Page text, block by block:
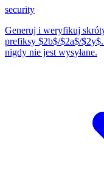
security
Generuj i weryfikuj
prefiksy $2b$/$2a$/
nigdy nie jest wysyłane.